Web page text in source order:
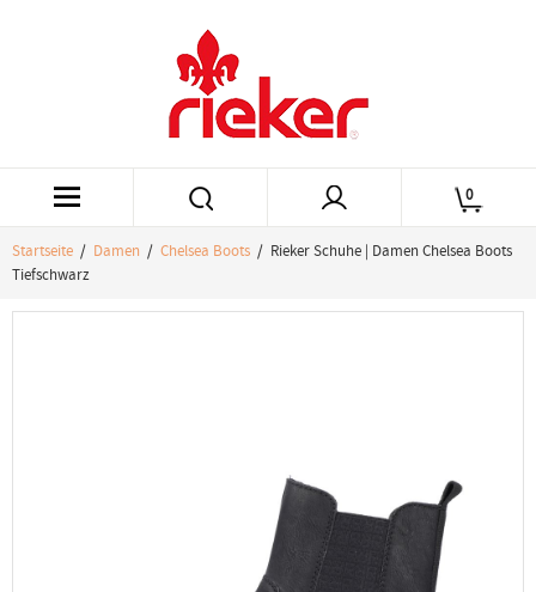
0
Startseite / Damen / Chelsea Boots / Rieker Schuhe | Damen Chelsea Boots
Tiefschwarz